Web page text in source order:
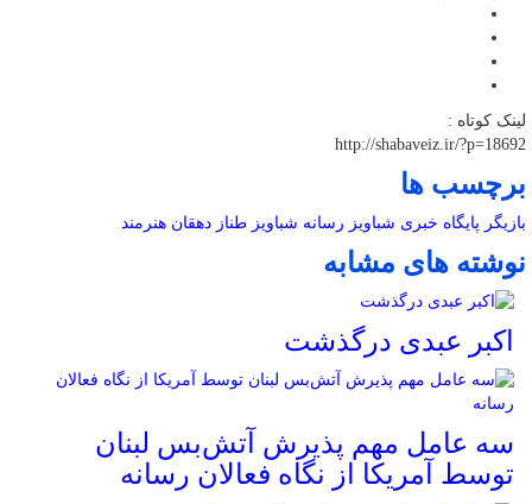
لینک کوتاه :
http://shabaveiz.ir/?p=18692
برچسب ها
بازیگر پایگاه خبری شباویز رسانه شباویز طناز دهقان هنرمند
نوشته های مشابه
اکبر عبدی درگذشت
سه عامل مهم پذیرش آتش‌بس لبنان
توسط آمریکا از نگاه فعالان رسانه